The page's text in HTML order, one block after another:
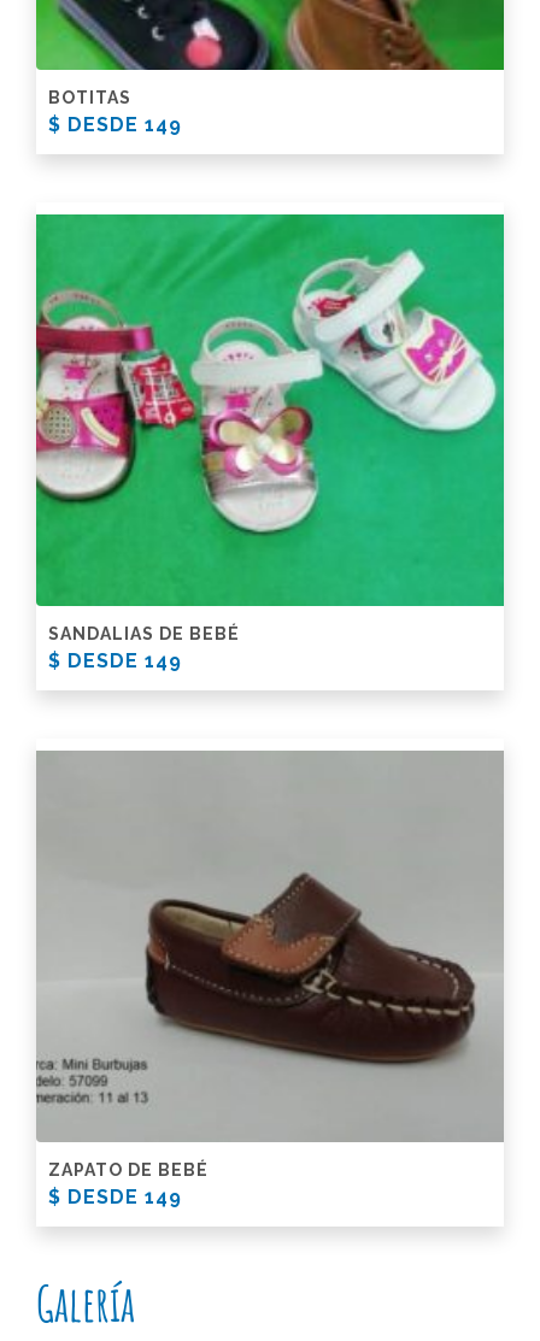
BOTITAS
$ DESDE 149
SANDALIAS DE BEBÉ
$ DESDE 149
ZAPATO DE BEBÉ
$ DESDE 149
Galería